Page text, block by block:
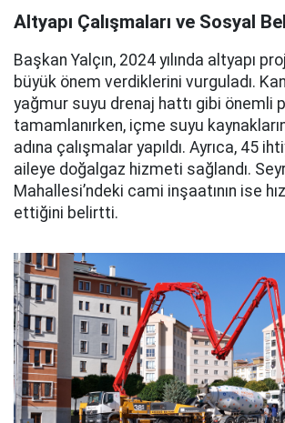
Altyapı Çalışmaları ve Sosyal
Başkan Yalçın, 2024 yılında altyapı
büyük önem verdiklerini vurguladı.
yağmur suyu drenaj hattı gibi önemli
tamamlanırken, içme suyu
adına çalışmalar yapıldı. Ayrıca, 45
aileye doğalgaz hizmeti sağlandı.
Mahallesi’ndeki cami inşaatının ise
ettiğini belirtti.